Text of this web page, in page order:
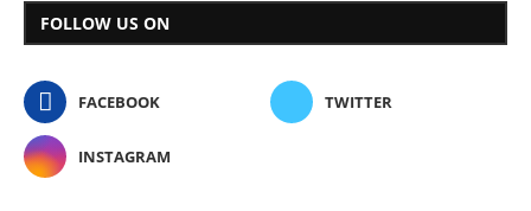
FOLLOW US ON
FACEBOOK TWITTER
INSTAGRAM